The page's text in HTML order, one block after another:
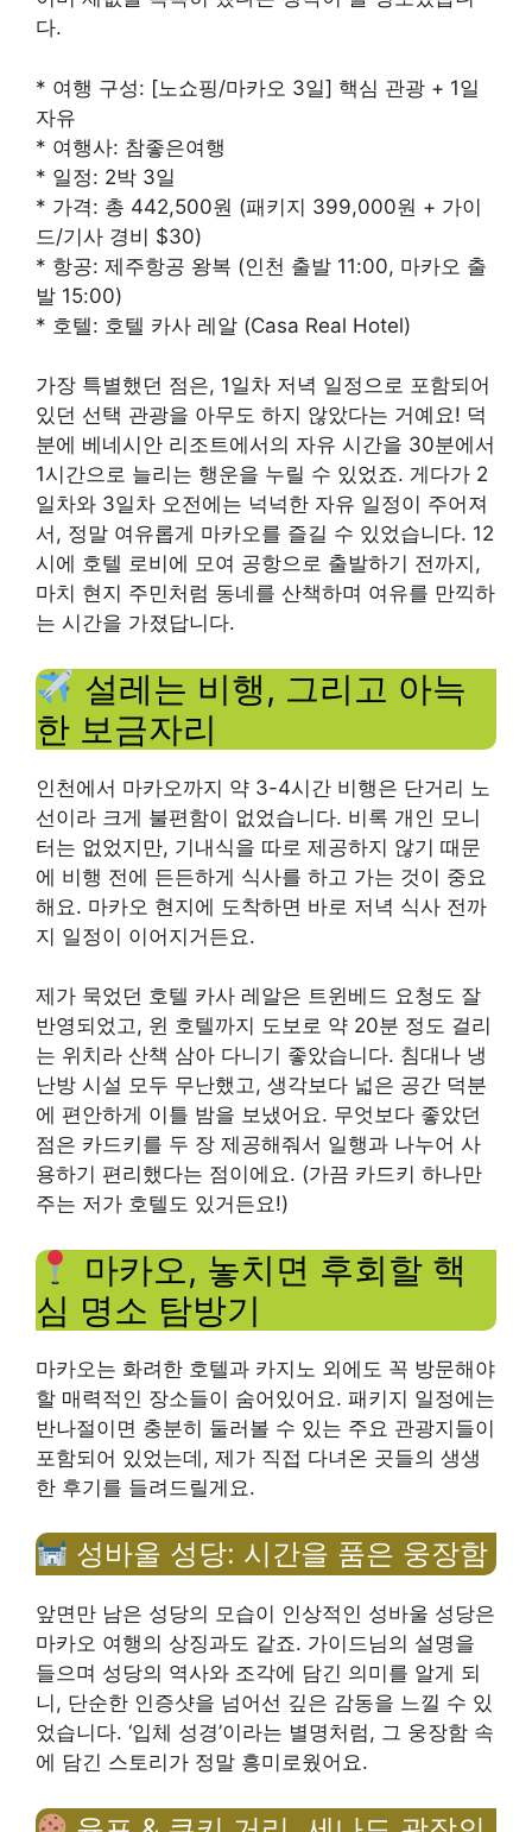
다.
* 여행 구성: [노쇼핑/마카오 3일] 핵심 관광 + 1일
자유
* 여행사: 참좋은여행
* 일정: 2박 3일
* 가격: 총 442,500원 (패키지 399,000원 + 가이
드/기사 경비 $30)
* 항공: 제주항공 왕복 (인천 출발 11:00, 마카오 출
발 15:00)
* 호텔: 호텔 카사 레알 (Casa Real Hotel)
가장 특별했던 점은, 1일차 저녁 일정으로 포함되어
있던 선택 관광을 아무도 하지 않았다는 거예요! 덕
분에 베네시안 리조트에서의 자유 시간을 30분에서
1시간으로 늘리는 행운을 누릴 수 있었죠. 게다가 2
일차와 3일차 오전에는 넉넉한 자유 일정이 주어져
서, 정말 여유롭게 마카오를 즐길 수 있었습니다. 12
시에 호텔 로비에 모여 공항으로 출발하기 전까지,
마치 현지 주민처럼 동네를 산책하며 여유를 만끽하
는 시간을 가졌답니다.
설레는 비행, 그리고 아늑
한 보금자리
인천에서 마카오까지 약 3-4시간 비행은 단거리 노
선이라 크게 불편함이 없었습니다. 비록 개인 모니
터는 없었지만, 기내식을 따로 제공하지 않기 때문
에 비행 전에 든든하게 식사를 하고 가는 것이 중요
해요. 마카오 현지에 도착하면 바로 저녁 식사 전까
지 일정이 이어지거든요.
제가 묵었던 호텔 카사 레알은 트윈베드 요청도 잘
반영되었고, 윈 호텔까지 도보로 약 20분 정도 걸리
는 위치라 산책 삼아 다니기 좋았습니다. 침대나 냉
난방 시설 모두 무난했고, 생각보다 넓은 공간 덕분
에 편안하게 이틀 밤을 보냈어요. 무엇보다 좋았던
점은 카드키를 두 장 제공해줘서 일행과 나누어 사
용하기 편리했다는 점이에요. (가끔 카드키 하나만
주는 저가 호텔도 있거든요!)
마카오, 놓치면 후회할 핵
심 명소 탐방기
마카오는 화려한 호텔과 카지노 외에도 꼭 방문해야
할 매력적인 장소들이 숨어있어요. 패키지 일정에는
반나절이면 충분히 둘러볼 수 있는 주요 관광지들이
포함되어 있었는데, 제가 직접 다녀온 곳들의 생생
한 후기를 들려드릴게요.
성바울 성당: 시간을 품은 웅장함
앞면만 남은 성당의 모습이 인상적인 성바울 성당은
마카오 여행의 상징과도 같죠. 가이드님의 설명을
들으며 성당의 역사와 조각에 담긴 의미를 알게 되
니, 단순한 인증샷을 넘어선 깊은 감동을 느낄 수 있
었습니다. ‘입체 성경’이라는 별명처럼, 그 웅장함 속
에 담긴 스토리가 정말 흥미로웠어요.